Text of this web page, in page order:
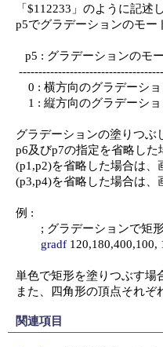
「$112233」のように記
p5でグラデーションのモー
グラデーションの塗りつぶ
p6及びp7の指定を省略した
(p1,p2)を省略した場合は、
(p3,p4)を省略した場合は、
例 :
gradf
単色で矩形を塗りつぶす場
また、四角形の頂点それぞ
関連項目